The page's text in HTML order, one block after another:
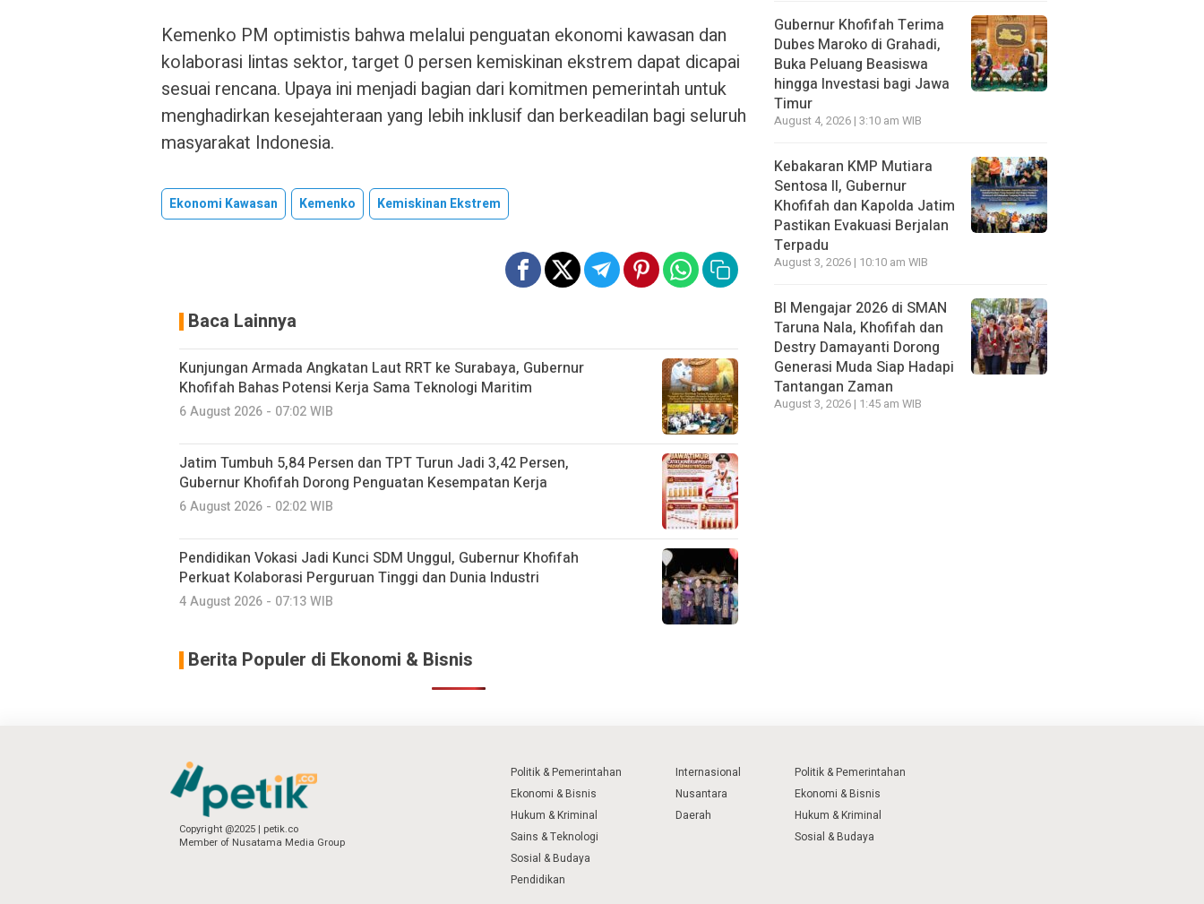
Kemenko PM optimistis bahwa melalui penguatan ekonomi kawasan dan
kolaborasi lintas sektor, target 0 persen kemiskinan ekstrem dapat dicapai
sesuai rencana. Upaya ini menjadi bagian dari komitmen pemerintah untuk
menghadirkan kesejahteraan yang lebih inklusif dan berkeadilan bagi seluruh
masyarakat Indonesia.
Ekonomi Kawasan Kemenko Kemiskinan Ekstrem
Baca Lainnya
Kunjungan Armada Angkatan Laut RRT ke Surabaya, Gubernur
Khofifah Bahas Potensi Kerja Sama Teknologi Maritim
6 August 2026 - 07:02 WIB
Jatim Tumbuh 5,84 Persen dan TPT Turun Jadi 3,42 Persen,
Gubernur Khofifah Dorong Penguatan Kesempatan Kerja
6 August 2026 - 02:02 WIB
Pendidikan Vokasi Jadi Kunci SDM Unggul, Gubernur Khofifah
Perkuat Kolaborasi Perguruan Tinggi dan Dunia Industri
4 August 2026 - 07:13 WIB
Berita Populer di Ekonomi & Bisnis
Gubernur Khofifah Terima
Dubes Maroko di Grahadi,
Buka Peluang Beasiswa
hingga Investasi bagi Jawa
Timur
August 4, 2026 | 3:10 am WIB
Kebakaran KMP Mutiara
Sentosa II, Gubernur
Khofifah dan Kapolda Jatim
Pastikan Evakuasi Berjalan
Terpadu
August 3, 2026 | 10:10 am WIB
BI Mengajar 2026 di SMAN
Taruna Nala, Khofifah dan
Destry Damayanti Dorong
Generasi Muda Siap Hadapi
Tantangan Zaman
August 3, 2026 | 1:45 am WIB
Copyright @2025 | petik.co
Member of Nusatama Media Group
Politik & Pemerintahan
Ekonomi & Bisnis
Hukum & Kriminal
Sains & Teknologi
Sosial & Budaya
Pendidikan
Internasional
Nusantara
Daerah
Politik & Pemerintahan
Ekonomi & Bisnis
Hukum & Kriminal
Sosial & Budaya